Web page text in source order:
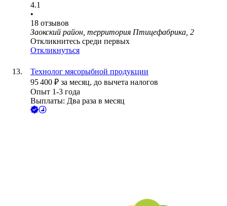
4.1
•
18 отзывов
Заокский район, территория Птицефабрика, 2
Откликнитесь среди первых
Откликнуться
Технолог мясорыбной продукции
95 400 ₽ за месяц, до вычета налогов
Опыт 1-3 года
Выплаты: Два раза в месяц